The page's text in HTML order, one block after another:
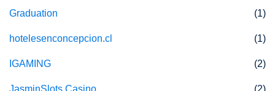
Graduation (1)
hotelesenconcepcion.cl (1)
IGAMING (2)
JasminSlots Casino (2)